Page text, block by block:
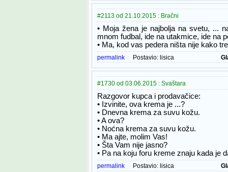
#2113 od 21.10.2015 : Bračni
• Moja žena je najbolja na svetu, ...
mnom fudbal, ide na utakmice, ide na
• Ma, kod vas pedera ništa nije kako
permalink Postavio: lisica
#1730 od 03.06.2015 : Svaštara
Razgovor kupca i prodavačice:
• Izvinite, ova krema je ...?
• Dnevna krema za suvu kožu.
• A ova?
• Noćna krema za suvu kožu.
• Ma ajte, molim Vas!
• Šta Vam nije jasno?
• Pa na koju foru kreme znaju kada je
permalink Postavio: lisica